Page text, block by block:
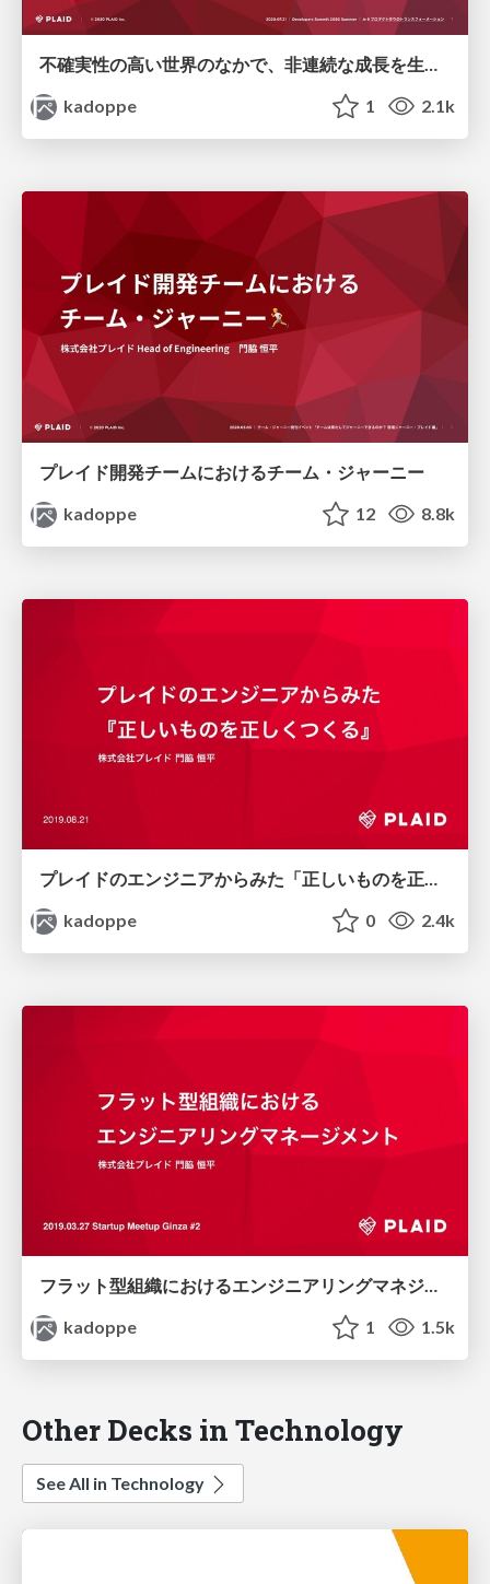
不確実性の高い世界のなかで、非連続な成長を生み出す / Developers Summit 2020 Summer
kadoppe
1 2.1k
プレイド開発チームにおけるチーム・ジャーニー
kadoppe
12 8.8k
プレイドのエンジニアからみた「正しいものを正しくつくる」
kadoppe
0 2.4k
フラット型組織におけるエンジニアリングマネジメント
kadoppe
1 1.5k
Other Decks in Technology
See All in Technology